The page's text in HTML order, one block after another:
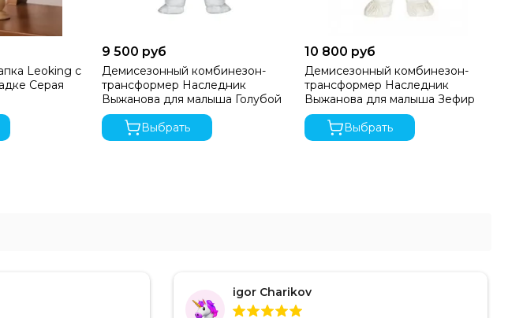
Leoking с
Серая
9 500 руб
Демисезонный комбинезон-
трансформер Наследник
Выжанова для малыша Голубой
Выбрать
10 800 руб
Демисезонный комбинезон-
трансформер Наследник
Выжанова для малыша Зефир
Выбрать
igor Charikov